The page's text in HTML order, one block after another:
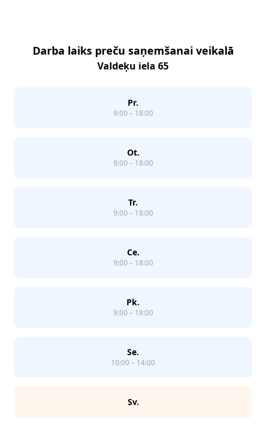
Darba laiks preču saņemšanai veikalā
Valdeķu iela 65
Pr.
9:00 – 18:00
Ot.
9:00 – 18:00
Tr.
9:00 – 18:00
Ce.
9:00 – 18:00
Pk.
9:00 – 18:00
Se.
10:00 – 14:00
Sv.